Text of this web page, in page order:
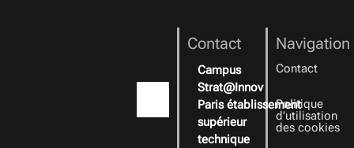
Contact
Campus
Strat@Innov
Paris établissement
supérieur
technique
Navigation
Contact
Politique
d’utilisation
des cookies